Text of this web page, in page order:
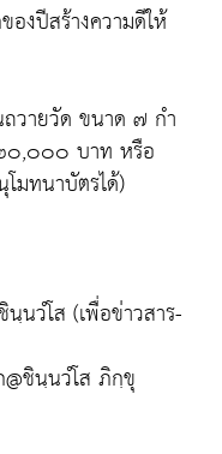
งปีสร้างความดีให้
วายวัด ขนาด ๗ กำ
,๐๐๐ บาท หรือ
มทนาบัตรได้)
นวํโส (เพื่อข่าวสาร-
ชินฺนวํโส ภิกฺขุ